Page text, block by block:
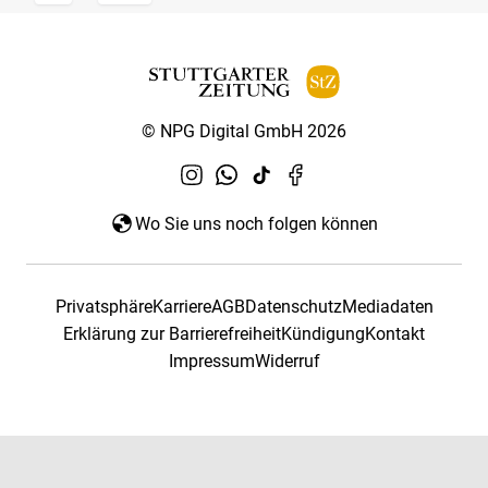
© NPG Digital GmbH 2026
Wo Sie uns noch folgen können
PrivatsphäreKarriereAGBDatenschutzMediadaten
Erklärung zur BarrierefreiheitKündigungKontakt
ImpressumWiderruf